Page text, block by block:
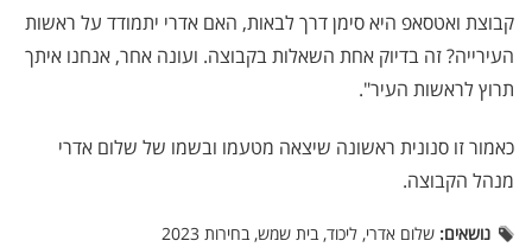
קבוצת ואטסאפ היא סימן דרך לבאות, האם אדרי יתמודד על ראשות
העירייה? זה בדיוק אחת השאלות בקבוצה. ועונה אחר, אנחנו איתך
תרוץ לראשות העיר".
כאמור זו סנונית ראשונה שיצאה מטעמו ובשמו של שלום אדרי
מנהל הקבוצה.
נושאים: שלום אדרי, ליכוד, בית שמש, בחירות 2023